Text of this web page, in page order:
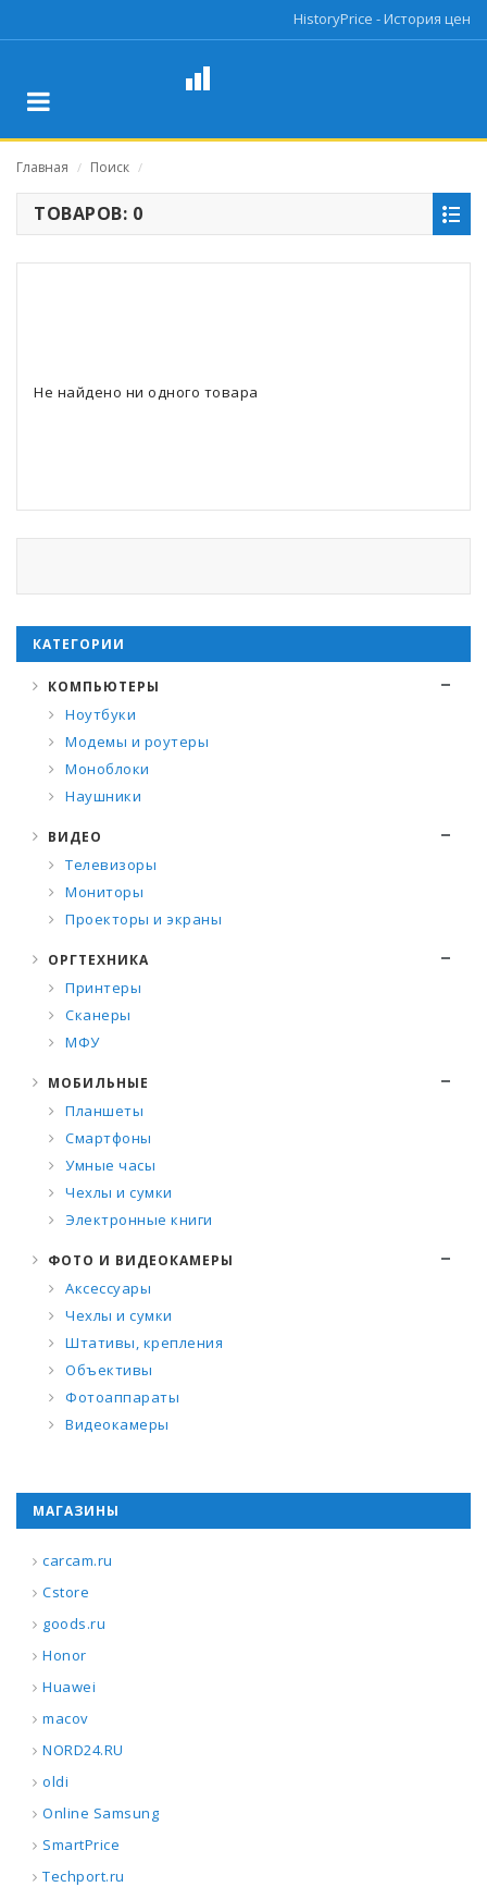
HistoryPrice - История цен
Главная / Поиск /
ТОВАРОВ: 0
Не найдено ни одного товара
КАТЕГОРИИ
КОМПЬЮТЕРЫ
Ноутбуки
Модемы и роутеры
Моноблоки
Наушники
ВИДЕО
Телевизоры
Мониторы
Проекторы и экраны
ОРГТЕХНИКА
Принтеры
Сканеры
МФУ
МОБИЛЬНЫЕ
Планшеты
Смартфоны
Умные часы
Чехлы и сумки
Электронные книги
ФОТО И ВИДЕОКАМЕРЫ
Аксессуары
Чехлы и сумки
Штативы, крепления
Объективы
Фотоаппараты
Видеокамеры
МАГАЗИНЫ
carcam.ru
Cstore
goods.ru
Honor
Huawei
macov
NORD24.RU
oldi
Online Samsung
SmartPrice
Techport.ru